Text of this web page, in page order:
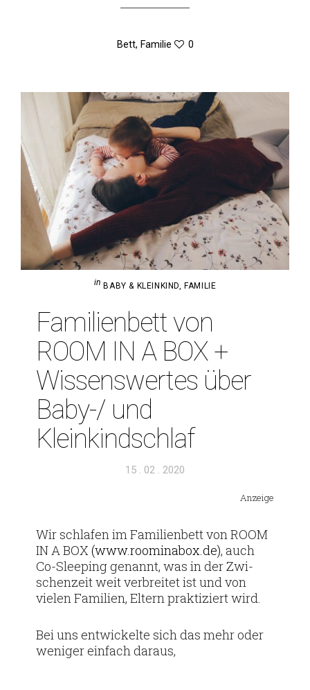
Bett, Familie 0
in BABY & KLEINKIND, FAMILIE
Fami­li­en­bett von
ROOM IN A BOX +
Wis­sens­wertes über
Baby-/ und
Kleinkindschlaf
Veröffentlicht
15 . 02 . 2020
Anzeige
Wir schlafen im Fami­li­en­bett von ROOM
IN A BOX(www​.roo​min​abox​.de), auch
Co-Slee­­ping genannt, was in der Zwi­
schen­zeit weit ver­breitet ist und von
vielen Fami­lien, Eltern prak­ti­ziert wird.
Bei uns ent­wi­ckelte sich das mehr oder
weniger ein­fach daraus,